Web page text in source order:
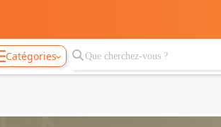
Catégories